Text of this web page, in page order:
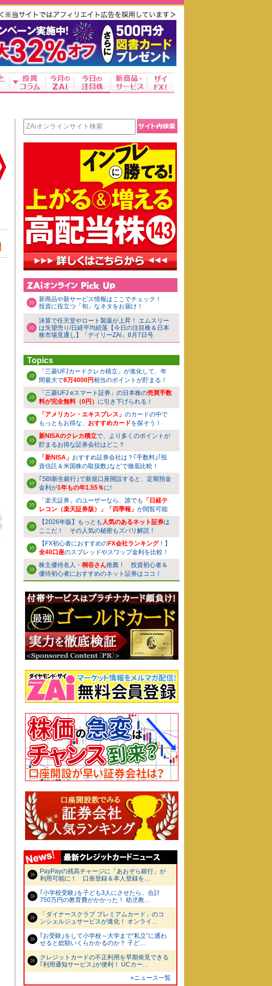
新商品や新サービス情報はここでチェック！
投資に役立つ「旬」なネタをお届け！
決算で任天堂やロート製薬が上昇！ エムスリー
は失望売り/日経平均続落【今日の注目株＆日本
株市場見通し】「デイリーZAi」8月7日号
Topics
「三菱UFJカードクレカ積立」が進化して、年
間最大で8万4000円相当のポイントが貯まる！
「三菱UFJ eスマート証券」の日本株の売買手数
料が完全無料（0円） に引き下げられる！
「アメリカン・エキスプレス」 のカードの中で
もっともお得な、 おすすめカードを探そう！
新NISAのクレカ積立で、より多くのポイントが
貯まるお得な証券会社はどこ？
「新NISA」 おすすめ証券会社は？｢手数料｣｢投
資信託＆米国株の取扱数｣などで徹底比較！
｢SBI新生銀行｣で新規口座開設すると、定期預金
金利が1年もの年1.55％に!
「楽天証券」のユーザーなら、誰でも
「日経テ
レコン（楽天証券版）」「四季報」 が閲覧可能
【2026年版】もっとも 人気のあるネット証券は
ここだ！ その人気の秘密もズバリ解説！
【FX初心者におすすめのFX会社ランキング！】
全40口座のスプレッドやスワップ金利を比較！
株主優待名人・ 桐谷さん推薦！ 投資初心者＆
優待初心者におすすめのネット証券はココ！
PayPayの残高チャージに「あおぞら銀行」が
利用可能に！ 口座登録＆本人登録を…
｢小学校受験｣を子ども3人にさせたら、合計
750万円の教育費がかかった！ 幼児教…
「ダイナースクラブ プレミアムカード」のコ
ンシェルジュサービスが進化！ オンライ…
｢お受験｣をして小学校～大学まで“私立”に通わ
せると総額いくらかかるのか？ 子ど…
クレジットカードの不正利用を早期発見できる
｢利用通知サービス｣が便利！ UCカー…
»ニュース一覧